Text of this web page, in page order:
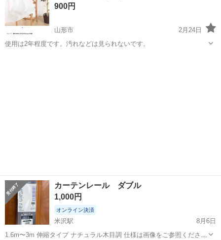
900円
山形市
2月24日
使用は2年程度です。汚れなどは見られないです。
カーテンレール ダブル
1,000円
オンライン決済
米沢駅
8月6日
1.6m〜3m 伸縮タイプ ナチュラル木目調 仕様は画像をご参照くださ